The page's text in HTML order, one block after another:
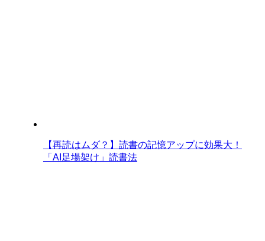
【再読はムダ？】読書の記憶アップに効果大！
「AI足場架け」読書法